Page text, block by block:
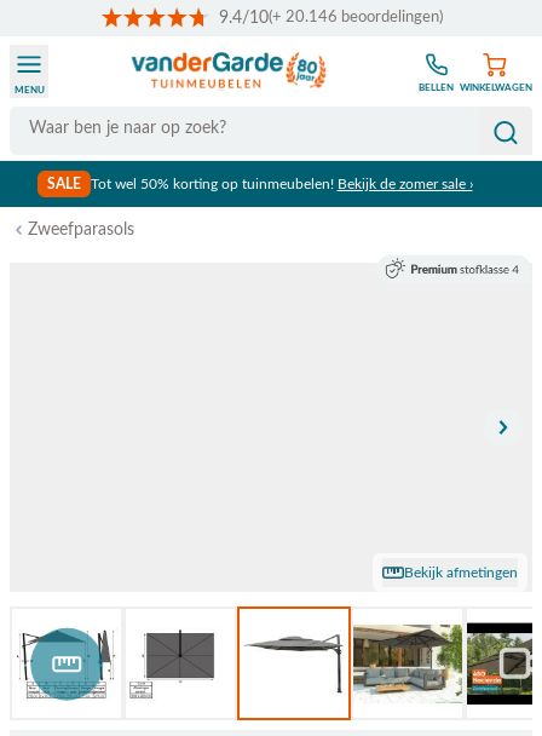
9.4/10(+ 20.146 beoordelingen)
Search
MENU BELLEN WINKELWAGEN
SALE Tot wel 50% korting op tuinmeubelen! Bekijk de zomer sale ›
Zweefparasols
Bekijk afmetingen